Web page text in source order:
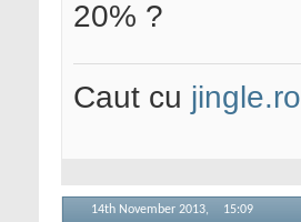
20% ?
Caut cu jingle.ro
14th November 2013, 15:09